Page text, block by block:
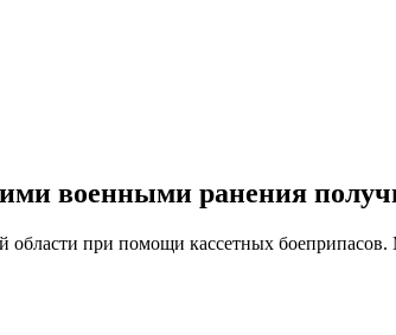
военными ранения
области при помощи кассетных